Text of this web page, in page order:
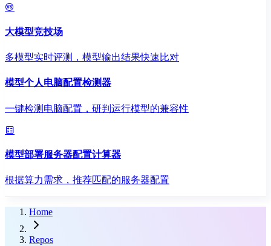
大模型竞技场
多模型实时评测，模型输出结果快速比对
模型个人电脑配置检测器
一键检测电脑配置，研判运行模型的兼容性
模型部署服务器配置计算器
根据算力需求，推荐匹配的服务器配置
Home
Repos